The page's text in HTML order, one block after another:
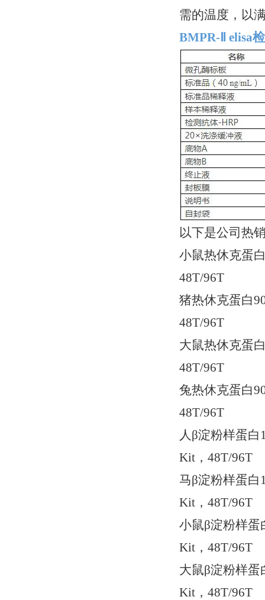
需的温度，以
BMPR-Ⅱ elisa
以下是公司热
小鼠热休克蛋
48T/96T
猪热休克蛋白
48T/96T
大鼠热休克蛋
48T/96T
兔热休克蛋白
48T/96T
人β淀粉样蛋
Kit，48T/96T
马β淀粉样蛋白
Kit，48T/96T
小鼠β淀粉样蛋
Kit，48T/96T
大鼠β淀粉样蛋
Kit，48T/96T